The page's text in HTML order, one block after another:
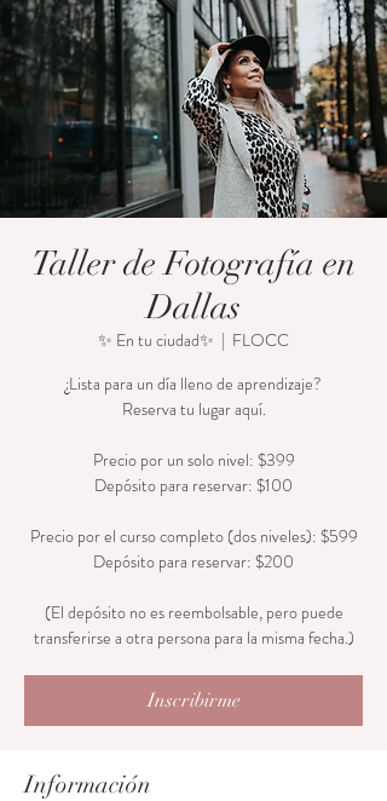
Taller de Fotografía en
Dallas
✨ En tu ciudad✨
  |
FLOCC
¿Lista para un día lleno de aprendizaje?
Reserva tu lugar aquí.
Precio por un solo nivel: $399
Depósito para reservar: $100
Precio por el curso completo (dos niveles): $599
Depósito para reservar: $200
(El depósito no es reembolsable, pero puede
transferirse a otra persona para la misma fecha.)
Inscribirme
Información